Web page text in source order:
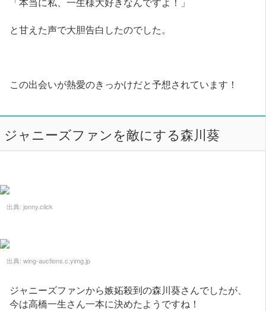
と甘えた声で大胆告白したのでした。
この出会いが熱愛のきっかけだと予想されています！
ジャニーズファンを敵にする森川葵
出典: jonny.click
出典: wing-auctions.c.yimg.jp
ジャニーズファンから嫉妬殺到の森川葵さんでしたが、
今は高橋一生さん一本に決めたようですね！